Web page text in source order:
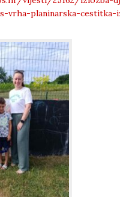
vrha-planinarska-cestitka-